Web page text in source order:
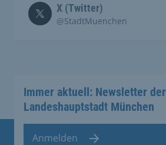
X (Twitter)
@StadtMuenchen
Immer aktuell: Newsletter der
Landeshauptstadt München
Anmelden